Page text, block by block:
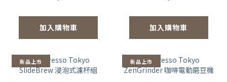
加入購物車 加入購物車
新品上市 新品上市